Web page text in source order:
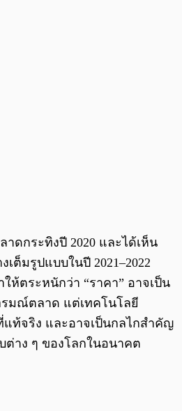
าดกระทิงปี 2020 และได้เห็น
ต็มรูปแบบในปี 2021–2022
ห้ตระหนักว่า “ราคา” อาจเป็น
มณ์ตลาด แต่เทคโนโลยี
แท้จริง และอาจเป็นกลไกสำคัญ
ต่าง ๆ ของโลกในอนาคต